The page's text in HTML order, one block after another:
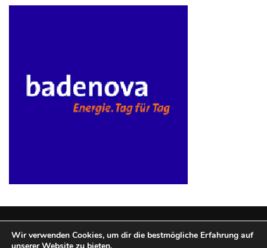
Wir verwenden Cookies, um dir die bestmögliche Erfahrung auf